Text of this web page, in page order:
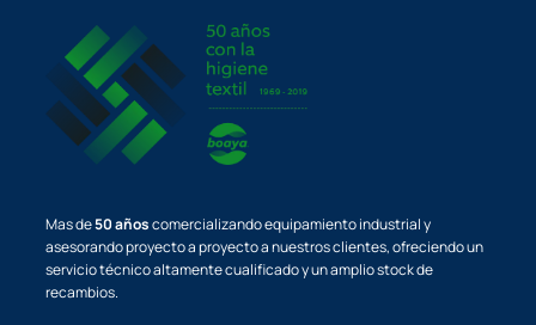
Mas de50 añoscomercializando equipamiento industrial y
asesorando proyecto a proyecto a nuestros clientes, ofreciendo un
servicio técnico altamente cualificado y un amplio stock de
recambios.